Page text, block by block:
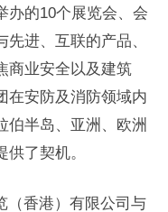
办的10个展览会、会
进、互联的产品、
商业安全以及建筑
在安防及消防领域内
伯半岛、亚洲、欧洲
了契机。
（香港）有限公司与